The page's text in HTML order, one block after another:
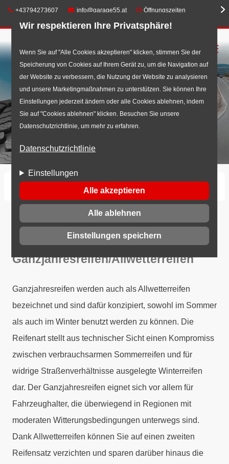
Wir respektieren Ihre Privatsphäre!
Wenn Sie auf "Alle Cookies akzeptieren" klicken, stimmen Sie der
Speicherung von Cookies auf Ihrem Gerät zu, um die Navigation auf
der Website zu verbessern, die Nutzung der Website zu analysieren
und unsere Marketingmaßnahmen zu unterstützen. Sie können Ihre
Einstellungen jederzeit ändern oder alle Cookies ablehnen, indem
Sie auf "Cookies ablehnen" klicken. Besuchen Sie unsere
Datenschutzrichtlinie, um mehr zu erfahren.
Datenschutzrichtlinie
Einstellungen
Alle akzeptieren
Alle ablehnen
Einstellungen speichern
Direkt
Inhalt
Telefon:
+43794273607 E-Mail:info@garage55.at Öffnungszeiten
☰
Startseite Ganzjahresreifen
Ganzjahresreifen
Ganzjahresreifen/Allwetterreifen
Ganzjahresreifen werden auch als Allwetterreifen
bezeichnet und sind dafür konzipiert, sowohl im Sommer
als auch im Winter benutzt werden zu können. Die
Reifenart stellt aus technischer Sicht einen Kompromiss
zwischen verbrauchsarmen Sommerreifen und für
widrige Straßenverhältnisse ausgelegte Winterreifen
dar. Der Ganzjahresreifen eignet sich vor allem für
Fahrzeughalter, die überwiegend in Regionen mit
moderaten Witterungsbedingungen unterwegs sind.
Dank Allwetterreifen können Sie auf einen zweiten
Reifensatz verzichten und sparen darüber hinaus die